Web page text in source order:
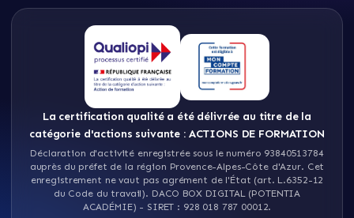
La certification qualité a été délivrée au titre de la
catégorie d'actions suivante : ACTIONS DE FORMATION
Déclaration d'activité enregistrée sous le numéro 93840513784
auprès du préfet de la région Provence-Alpes-Côte d'Azur. Cet
enregistrement ne vaut pas agrément de l'État (art. L.6352-12
du Code du travail). DACO BOX DIGITAL (POTENTIA
ACADÉMIE) - SIRET : 928 018 787 00012.